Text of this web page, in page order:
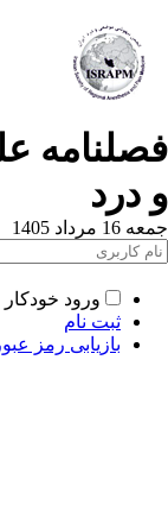
درد
مرداد 1405
ورود خودکار
ثبت نام
بازیابی رمز عبور